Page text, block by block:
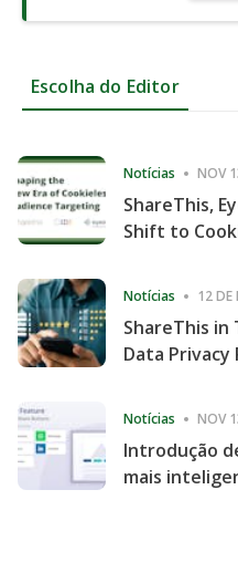
Escolha do Editor
Notícias NOV
ShareThis,
Shift to
Notícias 12 DE
ShareThis in
Data
Notícias NOV
Introdução
mais